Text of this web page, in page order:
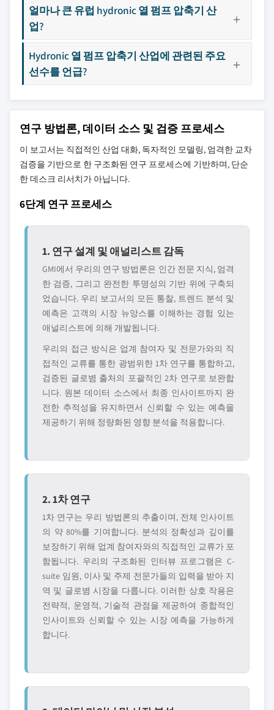
얼마나 큰 유럽 hydronic 열 펌프 압축기 산
업?
Hydronic 열 펌프 압축기 산업에 관련된 주요
선수를 언급?
연구 방법론, 데이터 소스 및 검증 프로세스
이 보고서는 직접적인 산업 대화, 독자적인 모델링, 엄격한 교차
검증을 기반으로 한 구조화된 연구 프로세스에 기반하며, 단순
한 데스크 리서치가 아닙니다.
6단계 연구 프로세스
1. 연구 설계 및 애널리스트 감독
GMI에서 우리의 연구 방법론은 인간 전문 지식, 엄격
한 검증, 그리고 완전한 투명성의 기반 위에 구축되
었습니다. 우리 보고서의 모든 통찰, 트렌드 분석 및
예측은 고객의 시장 뉴앙스를 이해하는 경험 있는
애널리스트에 의해 개발됩니다.
우리의 접근 방식은 업계 참여자 및 전문가와의 직
접적인 교류를 통한 광범위한 1차 연구를 통합하고,
검증된 글로볌 출처의 포괄적인 2차 연구로 보완합
니다. 원본 데이터 소스에서 최종 인사이트까지 완
전한 추적성을 유지하면서 신뢰할 수 있는 예측을
제공하기 위해 정량화된 영향 분석을 적용합니다.
2. 1차 연구
1차 연구는 우리 방법론의 추출이며, 전체 인사이트
의 약 80%를 기여합니다. 분석의 정확성과 깊이를
보장하기 위해 업계 참여자와의 직접적인 교류가 포
함됩니다. 우리의 구조화된 인터뷰 프로그램은 C-
suite 임원, 이사 및 주제 전문가들의 입력을 받아 지
역 및 글로볌 시장을 다룹니다. 이러한 상호 작용은
전략적, 운영적, 기술적 관점을 제공하여 종합적인
인사이트와 신뢰할 수 있는 시장 예측을 가능하게
합니다.